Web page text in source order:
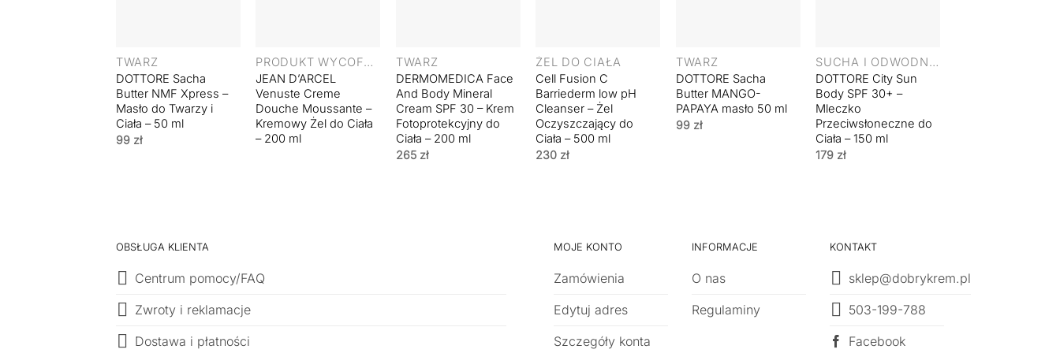
TWARZ
DOTTORE Sacha
Butter NMF Xpress –
Masło do Twarzy i
Ciała – 50 ml
99 zł
PRODUKT WYCOFANY
JEAN D’ARCEL
Venuste Creme
Douche Moussante –
Kremowy Żel do Ciała
– 200 ml
TWARZ
DERMOMEDICA Face
And Body Mineral
Cream SPF 30 – Krem
Fotoprotekcyjny do
Ciała – 200 ml
265 zł
ŻEL DO CIAŁA
Cell Fusion C
Barriederm low pH
Cleanser – Żel
Oczyszczający do
Ciała – 500 ml
230 zł
TWARZ
DOTTORE Sacha
Butter MANGO-
PAPAYA masło 50 ml
99 zł
SUCHA I ODWODNIONA
DOTTORE City Sun
Body SPF 30+ –
Mleczko
Przeciwsłoneczne do
Ciała – 150 ml
179 zł
OBSŁUGA KLIENTA
Centrum pomocy/FAQ
Zwroty i reklamacje
Dostawa i płatności
MOJE KONTO
Zamówienia
Edytuj adres
Szczegóły konta
INFORMACJE
O nas
Regulaminy
KONTAKT
sklep@dobrykrem.pl
503-199-788
Facebook